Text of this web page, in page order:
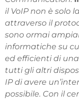
il VoIP non è solo
attraverso il
sono ormai
informatiche su
ed efficienti di
tutti gli altri
IP di avere
possibile. Con il